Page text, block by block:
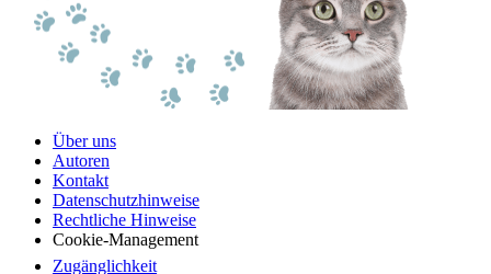
Über uns
Autoren
Kontakt
Datenschutzhinweise
Rechtliche Hinweise
Cookie-Management
Zugänglichkeit